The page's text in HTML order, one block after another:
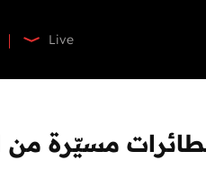
Live
مسيّرة من